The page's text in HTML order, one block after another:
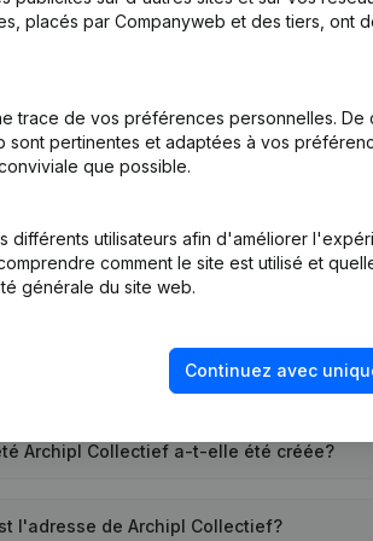
Morale, Ouverture Succursale, etc...)
de TVA de Archipl Collectief?
PEPPOL de Archipl Collectief?
Archipl Collectief a-t-elle été créée?
l'adresse de Archipl Collectief?
placés par Companyweb et des tiers, ont
trace de vos préférences personnelles. De
pertinentes et adaptées à vos
que possible.
différents utilisateurs afin d'améliorer
comment le site est utilisé et
générale du site web.
Continuez avec